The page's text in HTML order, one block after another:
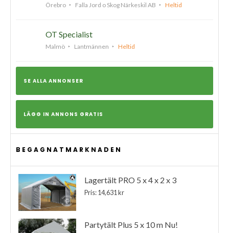
Örebro Falla Jord o Skog Närkeskil AB Heltid
OT Specialist
Malmö Lantmännen Heltid
SE ALLA ANNONSER
LÄGG IN ANNONS GRATIS
BEGAGNATMARKNADEN
Lagertält PRO 5 x 4 x 2 x 3
Pris: 14,631 kr
Partytält Plus 5 x 10 m Nu!